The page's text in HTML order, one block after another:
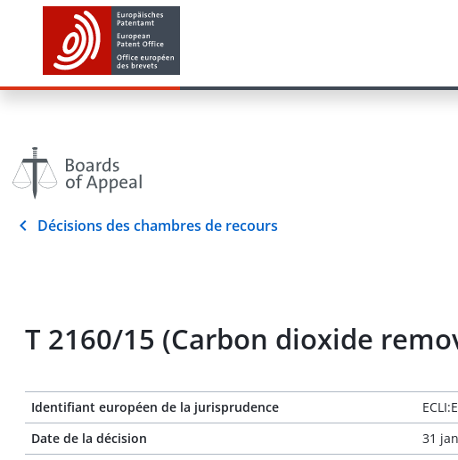
Décisions des chambres de recours
T 2160/15 (Carbon dioxide
Identifiant européen de la jurisprudence
Date de la décision
31